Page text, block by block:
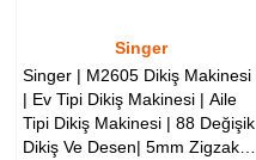
Singer
Singer | M2605 Dikiş Makinesi
| Ev Tipi Dikiş Makinesi | Aile
Tipi Dikiş Makinesi | 88 Değişik
Dikiş Ve Desen| 5mm Zigzak